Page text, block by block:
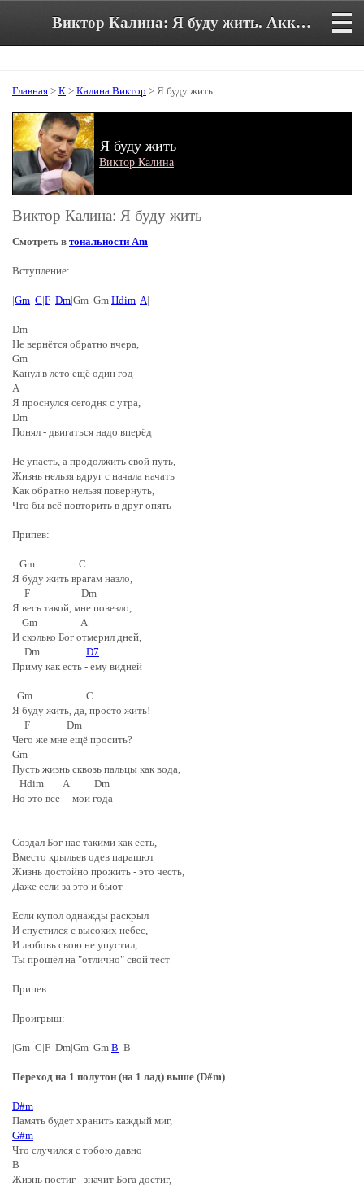
Виктор Калина: Я буду жить. Аккорды и текст песни
Главная > К > Калина Виктор > Я буду жить
Я буду жить
Виктор Калина
Виктор Калина: Я буду жить
Смотреть в тональности Am
Вступление:
|Gm C|F Dm|Gm Gm|Hdim A|
Dm
Не вернётся обратно вчера,
Gm
Канул в лето ещё один год
A
Я проснулся сегодня с утра,
Dm
Понял - двигаться надо вперёд
Не упасть, а продолжить свой путь,
Жизнь нельзя вдруг с начала начать
Как обратно нельзя повернуть,
Что бы всё повторить в друг опять
Припев:
Gm C
Я буду жить врагам назло,
F Dm
Я весь такой, мне повезло,
Gm A
И сколько Бог отмерил дней,
Dm D7
Приму как есть - ему видней
Gm C
Я буду жить, да, просто жить!
F Dm
Чего же мне ещё просить?
Gm
Пусть жизнь сквозь пальцы как вода,
Hdim A Dm
Но это все мои года
Создал Бог нас такими как есть,
Вместо крыльев одев парашют
Жизнь достойно прожить - это честь,
Даже если за это и бьют
Если купол однажды раскрыл
И спустился с высоких небес,
И любовь свою не упустил,
Ты прошёл на "отлично" свой тест
Припев.
Проигрыш:
|Gm C|F Dm|Gm Gm|B B|
Переход на 1 полутон (на 1 лад) выше (D#m)
D#m
Память будет хранить каждый миг,
G#m
Что случился с тобою давно
B
Жизнь постиг - значит Бога достиг,